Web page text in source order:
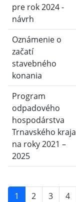
pre rok 2024 -
návrh
Oznámenie o
začatí
stavebného
konania
Program
odpadového
hospodárstva
Trnavského kraja
na roky 2021 –
2025
1
2 3 4